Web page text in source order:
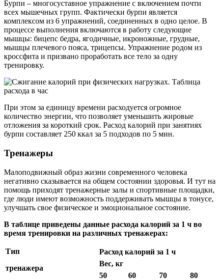
Бурпи – многосуставное упражнение с включением почти
всех мышечных групп. Фактически бурпи является
комплексом из 6 упражнений, соединенных в одно целое. В
процессе выполнения включаются в работу следующие
мышцы: бицепс бедра, ягодичные, икроножные, грудные,
мышцы плечевого пояса, трицепсы. Упражнение родом из
кроссфита и призвано проработать все тело за одну
тренировку.
При этом за единицу времени расходуется огромное
количество энергии, что позволяет уменьшить жировые
отложения за короткий срок. Расход калорий при занятиях
бурпи составляет 250 ккал за 5 подходов по 5 мин.
Тренажеры
Малоподвижный образ жизни современного человека
негативно сказывается на общем состоянии здоровья. И тут на
помощь приходят тренажерные залы и спортивные площадки,
где люди имеют возможность поддерживать мышцы в тонусе,
улучшать свое физическое и эмоциональное состояние.
В таблице приведены данные расхода калорий за 1 ч во
время тренировки на различных тренажерах:
Тип
тренажера
Расход калорий за 1 ч
Вес, кг
50
60 70
80